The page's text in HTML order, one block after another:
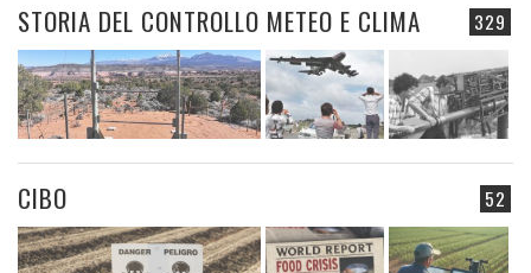
329
STORIA DEL CONTROLLO METEO E CLIMA
52
CIBO